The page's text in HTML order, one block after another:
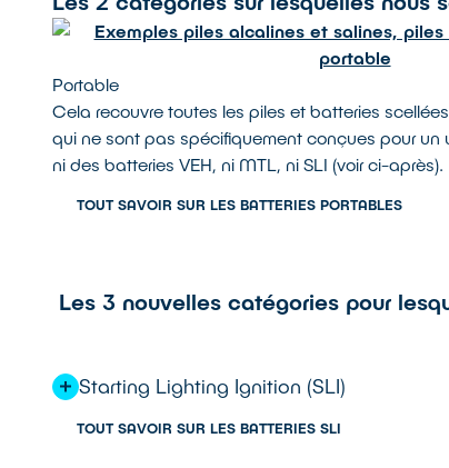
Portable
Cela recouvre toutes les piles et batteries
qui ne sont pas spécifiquement conçues pour un
ni des batteries VEH, ni MTL, ni SLI (voir ci-après).
TOUT SAVOIR SUR LES BATTERIES PORTABLES
Les 3 nouvelles catégories pour
Starting Lighting Ignition (SLI)
TOUT SAVOIR SUR LES BATTERIES SLI